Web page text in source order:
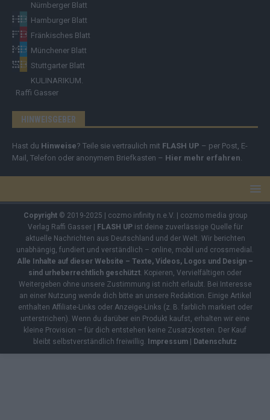
Nürnberger Blatt
Hamburger Blatt
Fränkisches Blatt
Münchener Blatt
Stuttgarter Blatt
KULINARIKUM.
Raffi Gasser
HINWEISGEBER
Hast du Hinweise? Teile sie vertraulich mit FLASH UP – per Post, E-
Mail, Telefon oder anonymem Briefkasten – Hier mehr erfahren.
Copyright© 2019-2025 | cozmo infinity n.e.V. | cozmo media group
Verlag Raffi Gasser |
FLASH UPist deine zuverlässige Quelle für
aktuelle Nachrichten aus Deutschland und der Welt. Wir berichten
unabhängig, fundiert und verständlich – online, mobil und crossmedial.
Alle Inhalte auf dieser Website – Texte, Videos, Logos und Design –
sind urheberrechtlich geschützt. Kopieren, Vervielfältigen oder
Weitergeben ohne unsere Zustimmung ist nicht erlaubt. Bei Interesse
an einer Nutzung wende dich bitte an unsere Redaktion. Einige Artikel
enthalten Affiliate-Links oder Anzeige-Links (z. B. farblich markiert oder
unterstrichen). Wenn du darüber ein Produkt kaufst, erhalten wir eine
kleine Provision – für dich entstehen keine Zusatzkosten. Der Kauf
bleibt selbstverständlich freiwillig.
Impressum Datenschutz